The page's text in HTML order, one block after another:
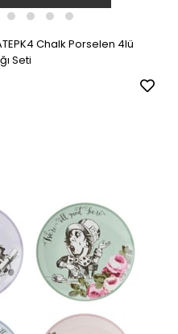
Chalk Porselen 4lü
Seti